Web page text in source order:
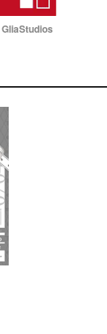
t
e
GliaStudios